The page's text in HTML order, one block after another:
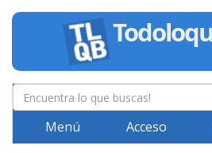
Menú Acceso